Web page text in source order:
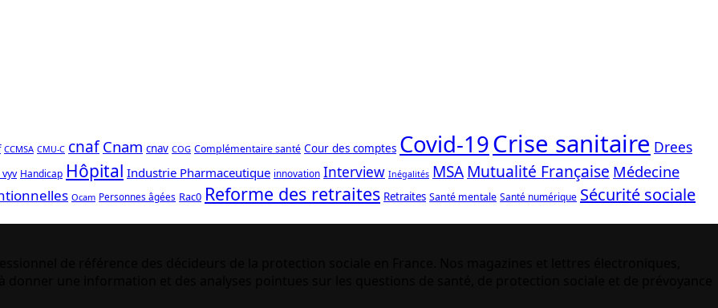
CCMSA CMU-C cnaf Cnam cnav COG Complémentaire santé Cour des comptes Covid-19Crise sanitaire Drees
Handicap Hôpital Industrie Pharmaceutique innovation Interview Inégalités MSAMutualité Française Médecine
Ocam Personnes âgées Rac0 Reforme des retraites Retraites Santé mentale Santé numérique Sécurité sociale